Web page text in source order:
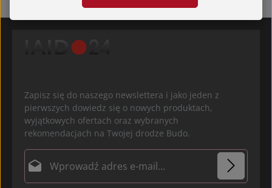
Zapisz się do naszego newslettera i jako jeden z
pierwszych dowiedz się o nowych produktach,
wyjątkowych ofertach oraz wybranych
rekomendacjach na Twojej drodze Budo.
Adres e-mail*